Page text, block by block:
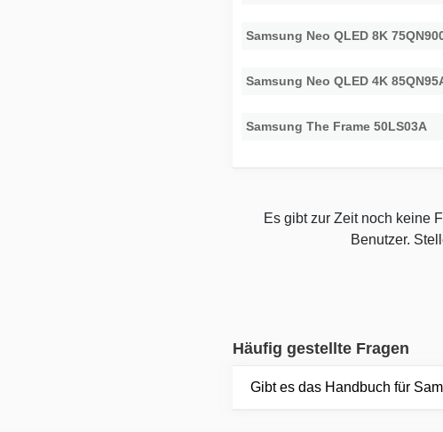
Samsung Neo QLED 8K
Samsung Neo QLED 4K
Samsung The Frame 50LS03A
Es gibt zur Zeit noch keine
Benutzer.
Häufig gestellte Fragen
Gibt es das Handbuch für